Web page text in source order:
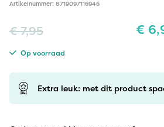
Artikelnummer: 8719097116946
€7,95 €
Op voorraad
Extra leuk: met dit product